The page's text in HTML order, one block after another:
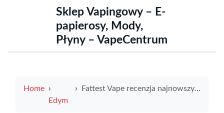
Sklep Vapingowy – E-
papierosy, Mody,
Płyny – VapeCentrum
Home
Edym
Fattest Vape recenzja najnowszych trendów wśród miłośników vapingu